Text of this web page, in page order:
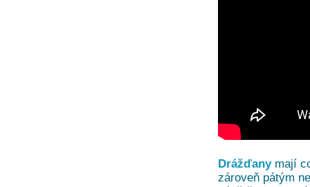
Drážďanymají
zároveň pátým